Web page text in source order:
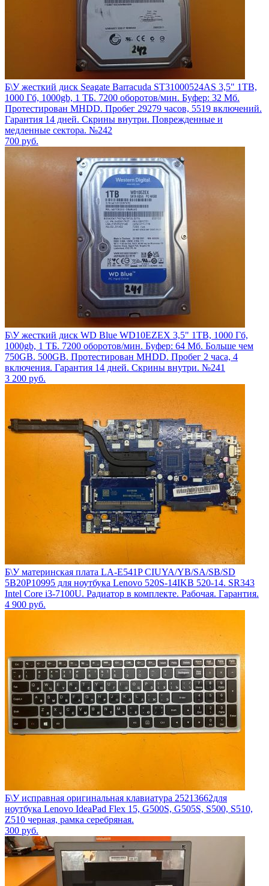
Б\У жесткий диск Seagate Barracuda ST31000524AS 3,5" 1TB,
1000 Гб, 1000gb, 1 ТБ. 7200 оборотов/мин. Буфер: 32 Мб.
Протестирован MHDD. Пробег 29279 часов, 5519 включений.
Гарантия 14 дней. Скрины внутри. Поврежденные и
медленные сектора. №242
700 руб.
Б\У жесткий диск WD Blue WD10EZEX 3,5" 1TB, 1000 Гб,
1000gb, 1 ТБ. 7200 оборотов/мин. Буфер: 64 Мб. Больше чем
750GB. 500GB. Протестирован MHDD. Пробег 2 часа, 4
включения. Гарантия 14 дней. Скрины внутри. №241
3 200 руб.
Б\У материнская плата LA-E541P CIUYA/YB/SA/SB/SD
5B20P10995 для ноутбука Lenovo 520S-14IKB 520-14. SR343
Intel Core i3-7100U. Радиатор в комплекте. Рабочая. Гарантия.
4 900 руб.
Б\У исправная оригинальная клавиатура 25213662для
ноутбука Lenovo IdeaPad Flex 15, G500S, G505S, S500, S510,
Z510 черная, рамка серебряная.
300 руб.